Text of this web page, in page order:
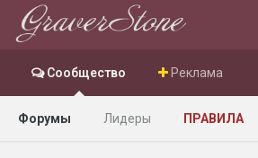
Сообщество
Форумы Лидеры ПРАВИЛА
Реклама